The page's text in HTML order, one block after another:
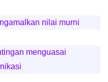
nilai murni
menguasai